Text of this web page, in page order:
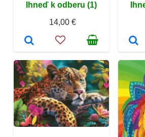
Ihneď k odberu (1)
14,00 €